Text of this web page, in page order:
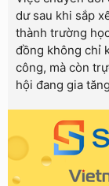
dư sau khi sắp
thành trường
đồng không chỉ
công, mà còn
hội đang gia